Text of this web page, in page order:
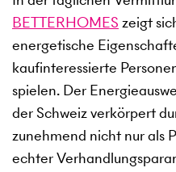
BETTERHOMES zeigt
energetische
kaufinteressierte
spielen. Der
der Schweiz verkörpert
zunehmend nicht nur als
echter